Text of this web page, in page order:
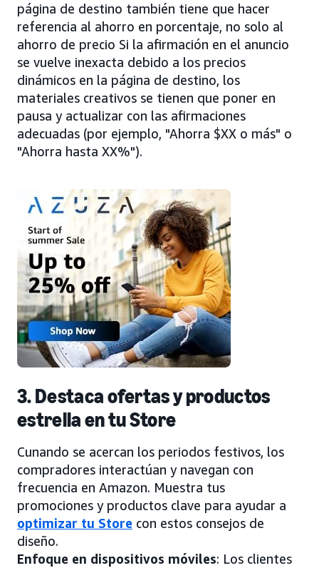
página de destino también tiene que hacer
referencia al ahorro en porcentaje, no solo al
ahorro de precio Si la afirmación en el anuncio
se vuelve inexacta debido a los precios
dinámicos en la página de destino, los
materiales creativos se tienen que poner en
pausa y actualizar con las afirmaciones
adecuadas (por ejemplo, "Ahorra $XX o más" o
"Ahorra hasta XX%").
3. Destaca ofertas y productos
estrella en tu Store
Cunando se acercan los periodos festivos, los
compradores interactúan y navegan con
frecuencia en Amazon. Muestra tus
promociones y productos clave para ayudar a
optimizar tu Store con estos consejos de
diseño.
Enfoque en dispositivos móviles: Los clientes